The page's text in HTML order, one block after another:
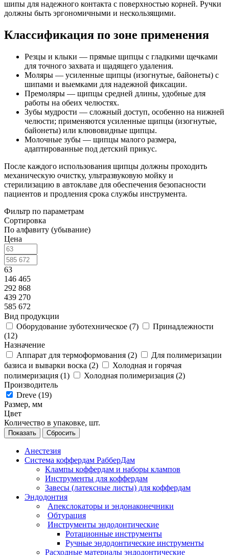
шипы для надежного контакта с поверхностью корней. Ручки
должны быть эргономичными и нескользящими.
Классификация по зоне применения
Резцы и клыки — прямые щипцы с гладкими щечками
для точного захвата и щадящего удаления.
Моляры — усиленные щипцы (изогнутые, байонеты) с
шипами и выемками для надежной фиксации.
Премоляры — щипцы средней длины, удобные для
работы на обеих челюстях.
Зубы мудрости — сложный доступ, особенно на нижней
челюсти; применяются усиленные щипцы (изогнутые,
байонеты) или клювовидные щипцы.
Молочные зубы — щипцы малого размера,
адаптированные под детский прикус.
После каждого использования щипцы должны проходить
механическую очистку, ультразвуковую мойку и
стерилизацию в автоклаве для обеспечения безопасности
пациентов и продления срока службы инструмента.
Фильтр по параметрам
Сортировка
По алфавиту (убывание)
Цена
63
146 465
292 868
439 270
585 672
Вид продукции
Оборудование зуботехническое (7)
Принадлежности
(12)
Назначение
Аппарат для термоформования (2)
Для полимеризации
базиса и выварки воска (2)
Холодная и горячая
полимеризация (1) Холодная полимеризация (2)
Производитель
Dreve (19)
Размер, мм
Цвет
Количество в упаковке, шт.
Сбросить
Анестезия
Система коффердам РабберДам
Клампы коффердам и наборы клампов
Инструменты для коффердам
Завесы (латексные листы) для коффердам
Эндодонтия
Апекслокаторы и эндонаконечники
Обтурация
Инструменты эндодонтические
Ротационные инструменты
Ручные эндодонтические инструменты
Расходные материалы эндодонтические